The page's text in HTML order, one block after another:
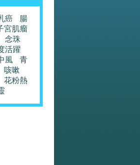
癌
腸
宮肌瘤
念珠
活躍
風
青
咳嗽
花粉熱